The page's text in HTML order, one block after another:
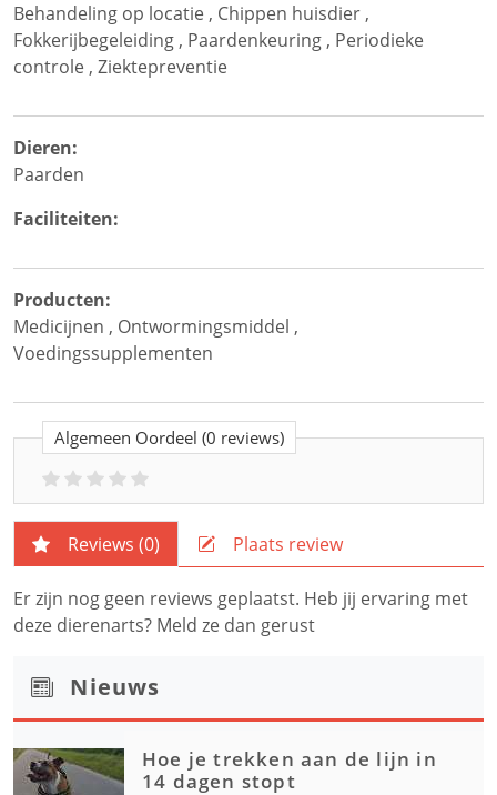
Behandeling op locatie , Chippen huisdier ,
Fokkerijbegeleiding , Paardenkeuring , Periodieke
controle , Ziektepreventie
Dieren:
Paarden
Faciliteiten:
Producten:
Medicijnen , Ontwormingsmiddel ,
Voedingssupplementen
Algemeen Oordeel (0 reviews)
Reviews (0) Plaats review
Er zijn nog geen reviews geplaatst. Heb jij ervaring met
deze dierenarts? Meld ze dan gerust
Nieuws
Hoe je trekken aan de lijn in
14 dagen stopt